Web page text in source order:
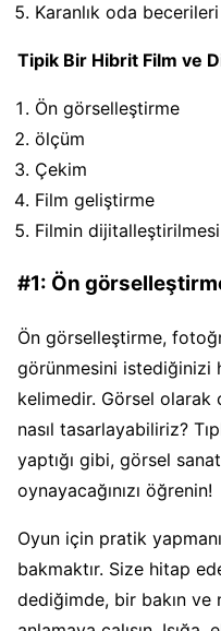
Karanlık oda becerileri
Tipik Bir Hibrit Film ve
Ön görselleştirme
ölçüm
Çekim
Film geliştirme
Filmin
#1: Ön
Ön görselleştirme,
görünmesini istediğinizi
kelimedir. Görsel
nasıl tasarlayabiliriz?
yaptığı gibi, görsel
oynayacağınızı öğrenin!
Oyun için pratik
bakmaktır. Size hitap
dediğimde, bir bakın